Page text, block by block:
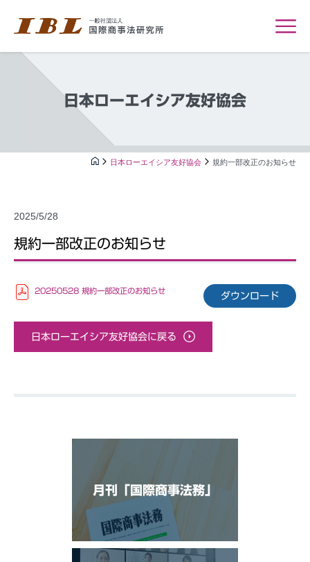
日本ローエイシア友好協会
日本ローエイシア友好協会 規約一部改正のお知らせ
2025/5/28
規約一部改正のお知らせ
20250528 規約一部改正のお知らせ
ダウンロード
日本ローエイシア友好協会に戻る
月刊「国際商事法務」